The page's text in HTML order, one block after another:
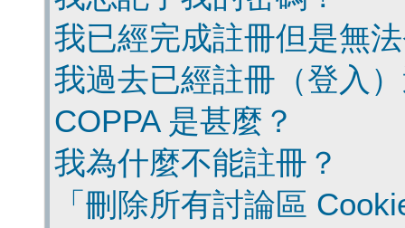
我已經完成註冊但是無
我過去已經註冊（登入
COPPA 是甚麼？
我為什麼不能註冊？
「刪除所有討論區